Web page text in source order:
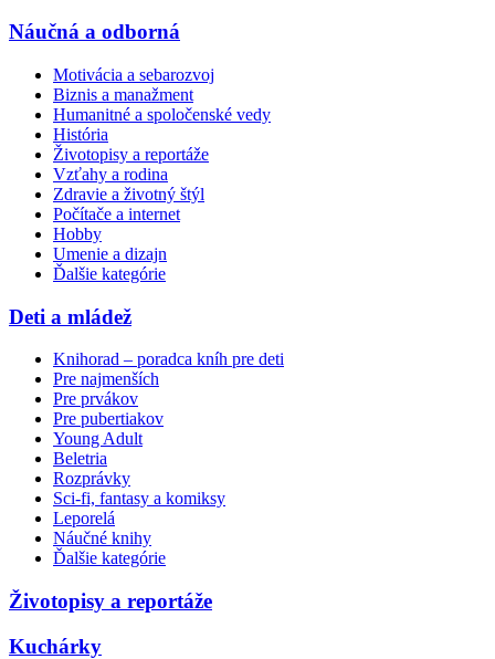
Náučná a odborná
Motivácia a sebarozvoj
Biznis a manažment
Humanitné a spoločenské vedy
História
Životopisy a reportáže
Vzťahy a rodina
Zdravie a životný štýl
Počítače a internet
Hobby
Umenie a dizajn
Ďalšie kategórie
Deti a mládež
Knihorad – poradca kníh pre deti
Pre najmenších
Pre prvákov
Pre pubertiakov
Young Adult
Beletria
Rozprávky
Sci-fi, fantasy a komiksy
Leporelá
Náučné knihy
Ďalšie kategórie
Životopisy a reportáže
Kuchárky